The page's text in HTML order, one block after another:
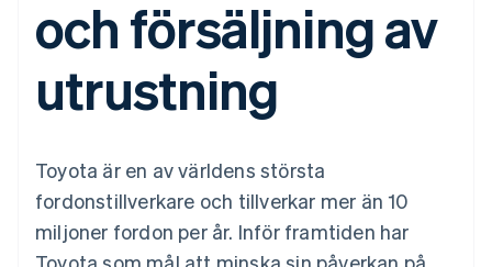
Link
Accelererad kassaprocess
Länkade finanskontodata
Recognition
Automatiserad
redovisning
Mer
Product roadmap
Plattformar
SaaS
AI-företag
Kreatörsekonomi
Spel
Besöksnäring, resor
och fritid
Erbjud
användningsbaserad
fakturering
Utfärda stablecoin-
stödda kort
Tillhandahåll och
Resurser
Företag
Produktplan
Sessions årliga
konferens
Karriärer
Kontakt
och försäljning av
utrustning
Toyota är en av världens största
fordonstillverkare och tillverkar mer än 10
miljoner fordon per år. Inför framtiden har